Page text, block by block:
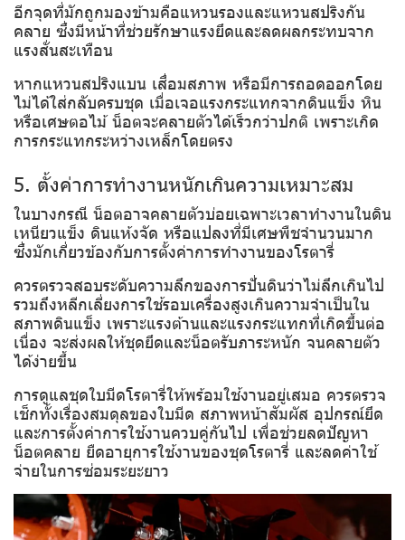
อีกจุดที่มักถูกมองข้ามคือแหวนรองและแหวนสปริงกัน
คลาย ซึ่งมีหน้าที่ช่วยรักษาแรงยึดและลดผลกระทบจาก
แรงสั่นสะเทือน
หากแหวนสปริงแบน เสื่อมสภาพ หรือมีการถอดออกโดย
ไม่ได้ใส่กลับครบชุด เมื่อเจอแรงกระแทกจากดินแข็ง หิน
หรือเศษตอไม้ น็อตจะคลายตัวได้เร็วกว่าปกติ เพราะเกิด
การกระแทกระหว่างเหล็กโดยตรง
5. ตั้งค่าการทำงานหนักเกินความเหมาะสม
ในบางกรณี น็อตอาจคลายตัวบ่อยเฉพาะเวลาทำงานในดิน
เหนียวแข็ง ดินแห้งจัด หรือแปลงที่มีเศษพืชจำนวนมาก
ซึ่งมักเกี่ยวข้องกับการตั้งค่าการทำงานของโรตารี่
ควรตรวจสอบระดับความลึกของการปั่นดินว่าไม่ลึกเกินไป
รวมถึงหลีกเลี่ยงการใช้รอบเครื่องสูงเกินความจำเป็นใน
สภาพดินแข็ง เพราะแรงต้านและแรงกระแทกที่เกิดขึ้นต่อ
เนื่อง จะส่งผลให้ชุดยึดและน็อตรับภาระหนัก จนคลายตัว
ได้ง่ายขึ้น
การดูแลชุดใบมีดโรตารี่ให้พร้อมใช้งานอยู่เสมอ ควรตรวจ
เช็กทั้งเรื่องสมดุลของใบมีด สภาพหน้าสัมผัส อุปกรณ์ยึด
และการตั้งค่าการใช้งานควบคู่กันไป เพื่อช่วยลดปัญหา
น็อตคลาย ยืดอายุการใช้งานของชุดโรตารี่ และลดค่าใช้
จ่ายในการซ่อมระยะยาว